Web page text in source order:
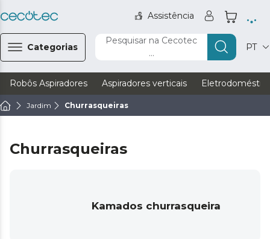
Assistência
Categorias
Pesquisar na Cecotec
...
PT
Robôs Aspiradores Aspiradores verticais
Jardim Churrasqueiras
Churrasqueiras
Kamados churrasqueira